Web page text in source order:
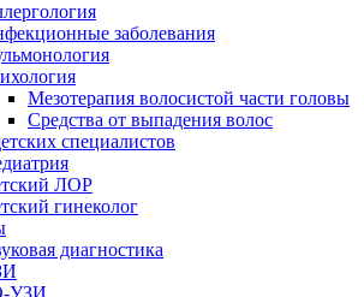
заболевания
Мезотерапия волосистой части головы
Средства от выпадения волос
специалистов
ЛОР
гинеколог
диагностика
УЗИ